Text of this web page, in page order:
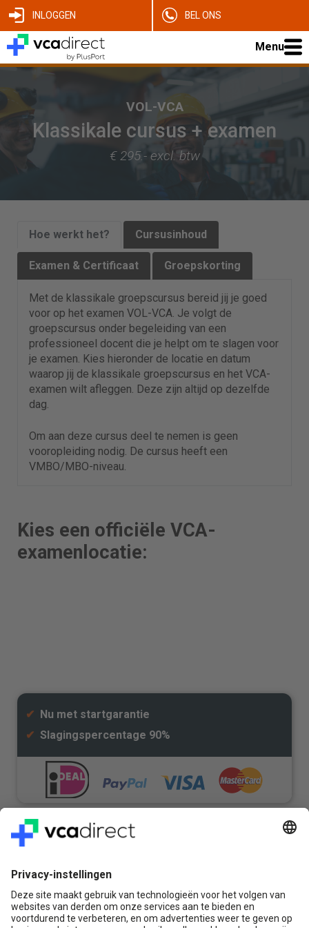
INLOGGEN BEL ONS
Menu
VOL-VCA
Klassikale cursus + examen
€ 295.- excl. btw
Hoe werkt het? Cursusinhoud
Examen & Certificaat Groepskorting
Met de klassikale groepscursus bereid jij je goed
voor op het examen VOL-VCA. Je volgt de
groepscursus onder begeleiding van een
professioneel docent die je helpt om te slagen voor
je examen. Kies hieronder de locatie en datum
waarop jij de klassikale groepscursus en het VCA-
examen wilt afleggen. Deze zijn altijd op dezelfde
dag.
Om aan deze cursus deel te nemen is geen
vooropleiding nodig. De cursus heeft een
VMBO/MBO-niveau.
Kies een officiële VCA-
examenlocatie:
✔ Nu met startgarantie
✔ Slagingspercentage 90%
Vragen? Bel ons gerust:
+31(0)85 0719 500